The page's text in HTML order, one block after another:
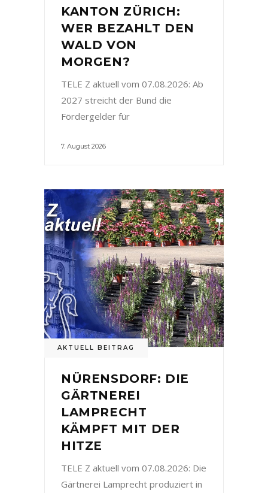
KANTON ZÜRICH:
WER BEZAHLT DEN
WALD VON
MORGEN?
TELE Z aktuell vom 07.08.2026: Ab
2027 streicht der Bund die
Fördergelder für
7. August 2026
AKTUELL BEITRAG
NÜRENSDORF: DIE
GÄRTNEREI
LAMPRECHT
KÄMPFT MIT DER
HITZE
TELE Z aktuell vom 07.08.2026: Die
Gärtnerei Lamprecht produziert in